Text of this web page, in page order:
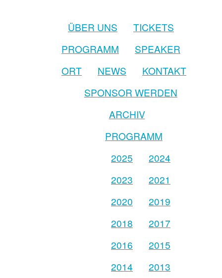
ÜBER UNS
TICKETS
PROGRAMM
SPEAKER
ORT
NEWS
KONTAKT
SPONSOR WERDEN
ARCHIV
PROGRAMM
2025
2024
2023
2021
2020
2019
2018
2017
2016
2015
2014
2013